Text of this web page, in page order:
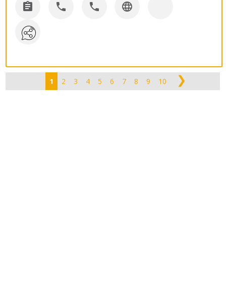
   
1 2 3 4 5 6 7 8 9 10 ❯